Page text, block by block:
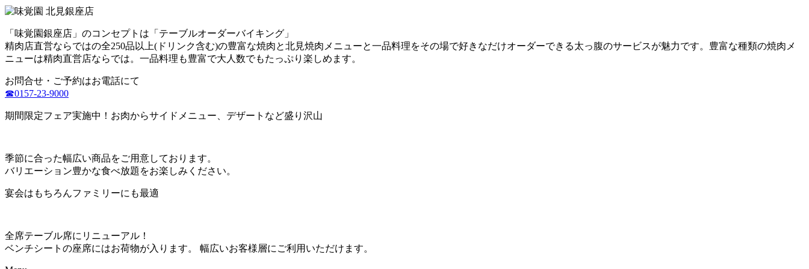
「味覚園銀座店」のコンセプトは「テーブルオーダーバイキング」
精肉店直営ならではの全250品以上(ドリンク含む)の豊富な焼肉と北見焼肉メニューと一品料理をその場で好きなだけオーダーできる太っ腹のサービスが魅力です。豊富な種類の焼肉メ
ニューは精肉直営店ならでは。一品料理も豊富で大人数でもたっぷり楽しめます。
お問合せ・ご予約はお電話にて
☎0157-23-9000
期間限定フェア実施中！お肉からサイドメニュー、デザートなど盛り沢山
季節に合った幅広い商品をご用意しております。
バリエーション豊かな食べ放題をお楽しみください。
宴会はもちろんファミリーにも最適
全席テーブル席にリニューアル！
ベンチシートの座席にはお荷物が入ります。 幅広いお客様層にご利用いただけます。